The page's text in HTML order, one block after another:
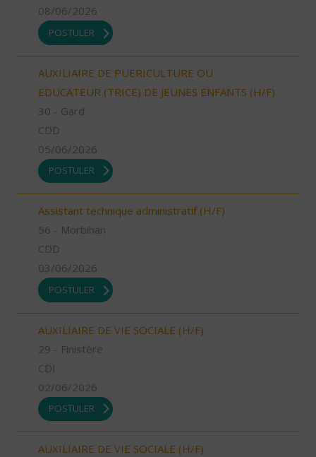
08/06/2026
POSTULER
AUXILIAIRE DE PUERICULTURE OU
EDUCATEUR (TRICE) DE JEUNES ENFANTS (H/F)
30 - Gard
CDD
05/06/2026
POSTULER
Assistant technique administratif (H/F)
56 - Morbihan
CDD
03/06/2026
POSTULER
AUXILIAIRE DE VIE SOCIALE (H/F)
29 - Finistère
CDI
02/06/2026
POSTULER
AUXILIAIRE DE VIE SOCIALE (H/F)